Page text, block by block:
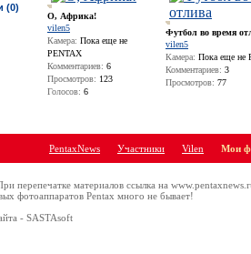
(0)
О, Африка!
vilen5
Камера: Пока еще не
PENTAX
Комментариев: 6
Просмотров: 123
Голосов: 6
Футбол во время
vilen5
Камера: Пока еще не
Комментариев: 3
Просмотров: 77
PentaxNews Участники Vilen Мои
перепечатке материалов ссылка на
фотоаппаратов Pentax много не бывает!
- SASTAsoft